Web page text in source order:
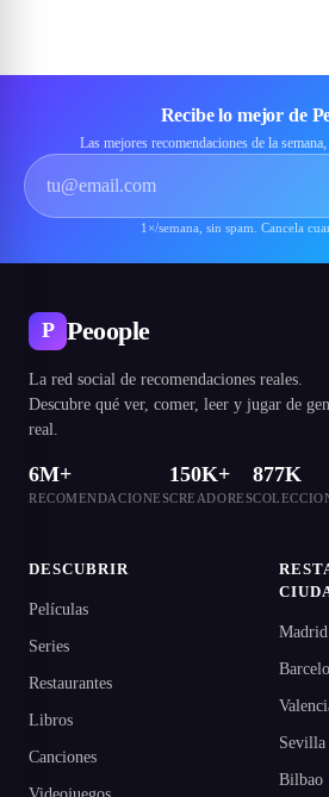
Recibe lo mejor de
Las mejores recomendaciones de la
1×/semana, sin spam. Cancela
P Peoople
La red social de recomendaciones reales.
Descubre qué ver, comer, leer y jugar de
real.
6M+
RECOMENDACIONES
150K+
CREADORES
877K
DESCUBRIR
Películas
Series
Restaurantes
Libros
Canciones
Madrid
Sevilla
Bilbao